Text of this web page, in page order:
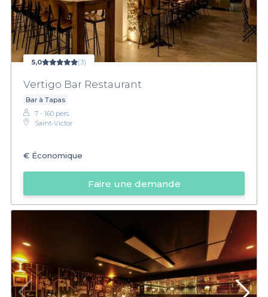
5,0 (3)
Vertigo Bar Restaurant
Bar à Tapas
7 - 160 pers.
Saint-Victor
€ Économique
Faire une demande